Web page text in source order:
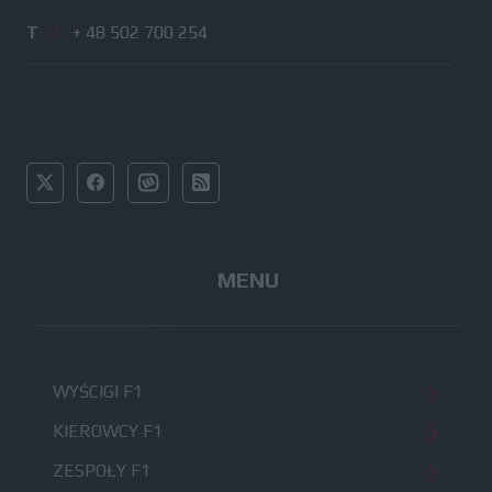
T / + 48 502 700 254
MENU
WYŚCIGI F1
KIEROWCY F1
ZESPOŁY F1